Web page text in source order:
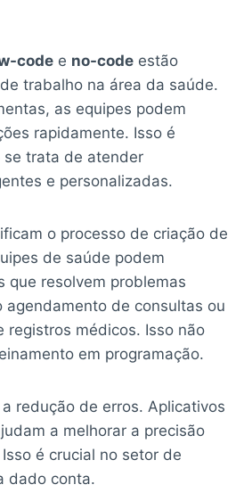
code e no-code estão
trabalho na área da saúde.
as equipes podem
rapidamente. Isso é
se trata de atender
e personalizadas.
o processo de criação de
de saúde podem
que resolvem problemas
agendamento de consultas ou
registros médicos. Isso não
em programação.
redução de erros. Aplicativos
a melhorar a precisão
é crucial no setor de
dado conta.